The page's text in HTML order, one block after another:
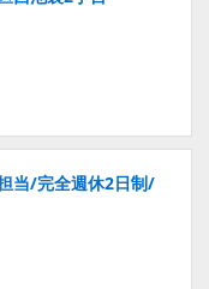
当/完全週休2日制/